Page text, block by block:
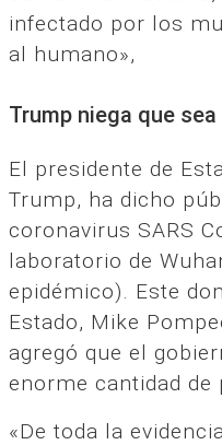
infectado por los
al humano»,
Trump niega que
El presidente de
Trump, ha dicho
coronavirus SARS
laboratorio de
epidémico). Este
Estado, Mike
agregó que el
enorme cantidad de
«De toda la